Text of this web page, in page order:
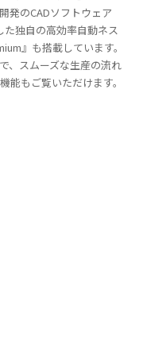
発のCADソフトウェア
独自の高効率自動ネス
』も搭載しています。
、スムーズな生産の流れ
能もご覧いただけます。